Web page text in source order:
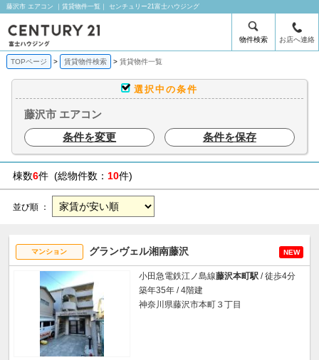
藤沢市 エアコン ｜賃貸物件一覧｜ センチュリー21富士ハウジング
物件検索 お店へ連絡
TOPページ 賃貸物件検索 賃貸物件一覧
選択中の条件
藤沢市 エアコン
条件を変更
条件を保存
棟数6件 (総物件数： 10件)
並び順 ：
マンション グランヴェル湘南藤沢 NEW
小田急電鉄江ノ島線藤沢本町駅 / 徒歩4分
築年35年 / 4階建
神奈川県藤沢市本町３丁目